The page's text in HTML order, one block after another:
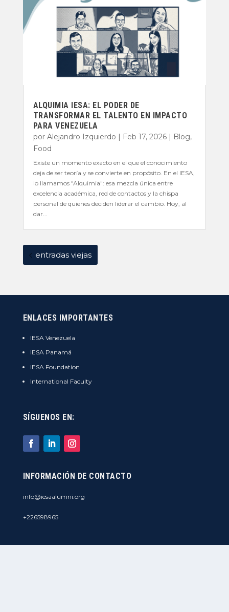
ALQUIMIA IESA: EL PODER DE
TRANSFORMAR EL TALENTO EN IMPACTO
PARA VENEZUELA
por Alejandro Izquierdo Feb 17, 2026| Blog,
Food
Existe un momento exacto en el que el conocimiento
deja de ser teoría y se convierte en propósito. En el IESA,
lo llamamos "Alquimia": esa mezcla única entre
excelencia académica, red de contactos y la chispa
personal de quienes deciden liderar el cambio. Hoy, al
dar...
entradas viejas
ENLACES IMPORTANTES
IESA Venezuela
IESA Panamá
IESA Foundation
International Faculty
SÍGUENOS EN:
INFORMACIÓN DE CONTACTO
info@iesaalumni.org
+226598965